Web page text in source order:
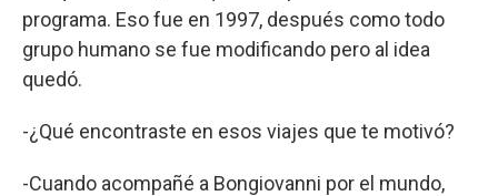
programa. Eso fue en 1997, después como todo
grupo humano se fue modificando pero al idea
quedó.
-¿Qué encontraste en esos viajes que te motivó?
-Cuando acompañé a Bongiovanni por el mundo,